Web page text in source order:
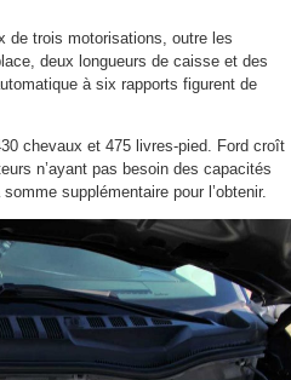
de trois motorisations, outre les
deux longueurs de caisse et des
à six rapports figurent de
chevaux et 475 livres-pied. Ford croît
n’ayant pas besoin des capacités
supplémentaire pour l’obtenir.